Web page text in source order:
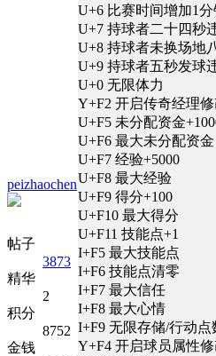
peizhaochen
帖子
3873
精华
2
积分
8752
金钱
U+6 比赛时间增加1分
U+7 持球者二十四秒
U+8 持球者未换场地
U+9 持球者五秒发球
U+0 无限体力
Y+F2 开启传奇经理修
U+F5 未分配资金
U+F6 最大未分配资金
U+F7 经验+5000
U+F8 最大经验
U+F9 得分+100
U+F10 最大得分
U+F11 技能点+1
I+F5 最大技能点
I+F6 技能点清零
I+F7 最大信任
I+F8 最大心情
I+F9 无限存储/行动点
Y+F4 开启球员属性修